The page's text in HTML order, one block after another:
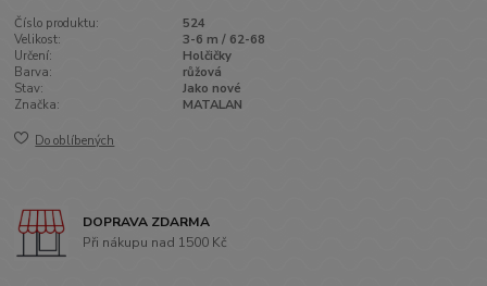
Číslo produktu:
524
Velikost:
3-6 m / 62-68
Určení:
Holčičky
Barva:
růžová
Stav:
Jako nové
Značka:
MATALAN
Do oblíbených
DOPRAVA ZDARMA
Při nákupu nad 1500 Kč